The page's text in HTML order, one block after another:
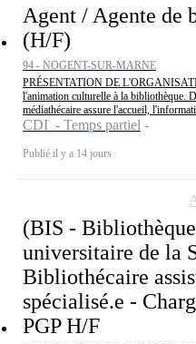
Agent / Agente de
(H/F)
94 - NOGENT-SUR-MARNE
PRÉSENTATION DE
l'animation culturelle à la
médiathécaire assure l'accueil,
CDI - Temps partiel
Publié il y a 14 jours
(BIS -
universitaire de la
Bibliothécaire
spécialisé.e -
PGP H/F